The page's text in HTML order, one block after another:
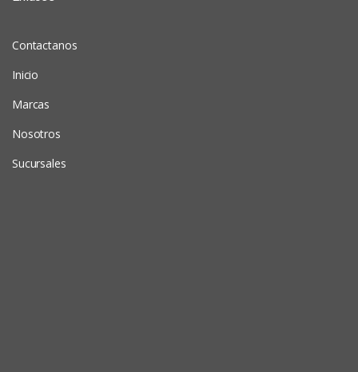
Contactanos
Inicio
Marcas
Nosotros
Sucursales